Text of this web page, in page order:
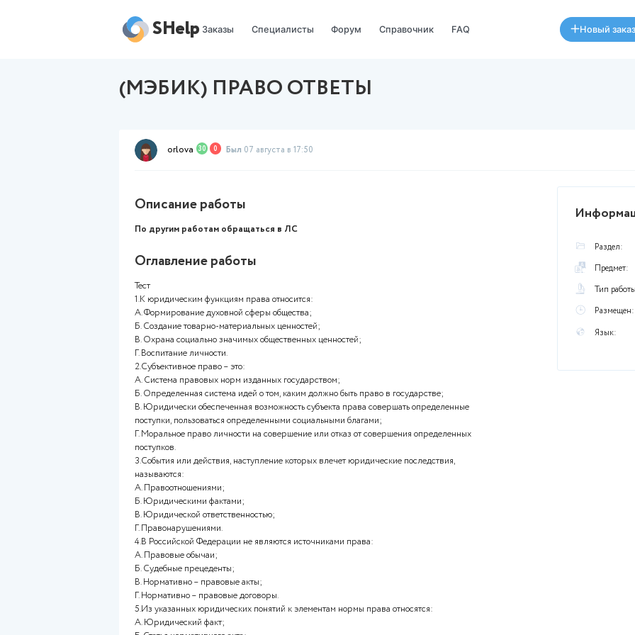
SHelp Заказы Специалисты Форум FAQ
(МЭБИК) ПРАВО ОТВЕТЫ
Описание работы
Оглавление работы
Тест
1.К юридическим функциям права относится:
А. Формирование духовной сферы общества;
Б. Создание товарно-материальных ценностей;
В. Охрана социально значимых общественных ценностей;
Г. Воcпитание личности.
2.Субъективное право – это:
А. Система правовых норм изданных государством;
Б. Определенная система идей о том, каким должно быть право в государстве;
В. Юридически обеспеченная возможность субъекта права совершать определенные
поступки, пользоваться определенными социальными благами;
Г. Моральное право личности на совершение или отказ от совершения определенных
поступков.
3.События или действия, наступление которых влечет юридические последствия,
называются:
А. Правоотношениями;
Б. Юридическими фактами;